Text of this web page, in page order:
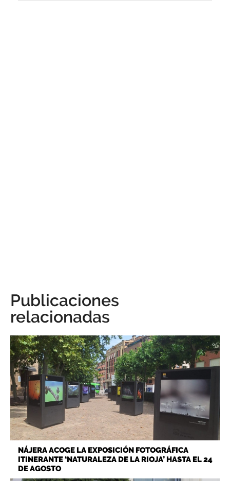
Publicaciones
relacionadas
NÁJERA ACOGE LA EXPOSICIÓN FOTOGRÁFICA
ITINERANTE ‘NATURALEZA DE LA RIOJA’ HASTA EL 24
DE AGOSTO